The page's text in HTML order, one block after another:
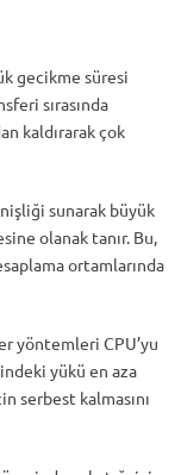
gecikme süresi
sırasında
kaldırarak çok
sunarak büyük
olanak tanır. Bu,
ortamlarında
yöntemleri CPU’yu
yükü en aza
serbest kalmasını